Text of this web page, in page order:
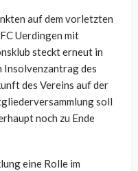
auf dem vorletzten
Uerdingen mit
steckt erneut in
Insolvenzantrag des
des Vereins auf der
soll
noch zu Ende
eine Rolle im